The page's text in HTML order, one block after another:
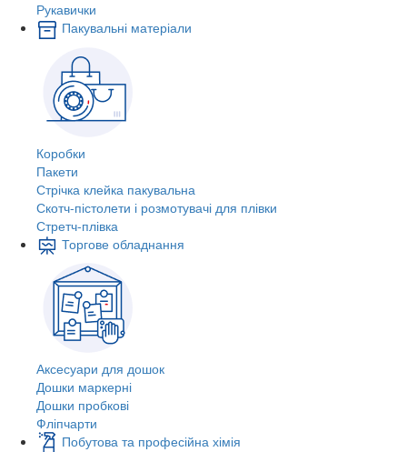
Рукавички
Пакувальні матеріали
Коробки
Пакети
Стрічка клейка пакувальна
Скотч-пістолети і розмотувачі для плівки
Стретч-плівка
Торгове обладнання
Аксесуари для дошок
Дошки маркерні
Дошки пробкові
Фліпчарти
Побутова та професійна хімія